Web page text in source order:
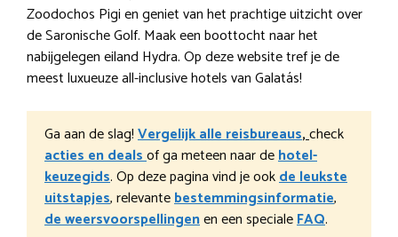
Zoodochos Pigi en geniet van het prachtige uitzicht over
de Saronische Golf. Maak een boottocht naar het
nabijgelegen eiland Hydra. Op deze website tref je de
meest luxueuze all-inclusive hotels van Galatás!
Ga aan de slag!Vergelijk alle reisbureaus,check
acties en dealsof ga meteen naar dehotel-
keuzegids. Op deze pagina vind je ookde leukste
uitstapjes, relevantebestemmingsinformatie,
de weersvoorspellingenen een specialeFAQ.